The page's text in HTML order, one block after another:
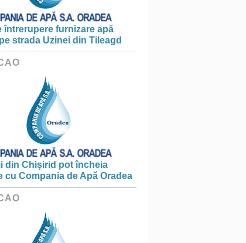
întrerupere furnizare apă
strada Uzinei din Tileagd
din Chișirid pot încheia
cu Compania de Apă Oradea